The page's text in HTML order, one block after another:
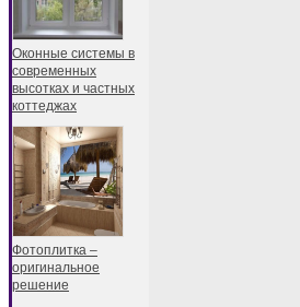
Оконные системы в
современных
высотках и частных
коттеджах
Фотоплитка –
оригинальное
решение